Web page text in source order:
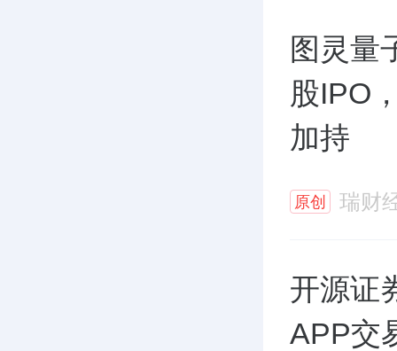
图灵量
股IPO
加持
原创 瑞财
开源证
APP交